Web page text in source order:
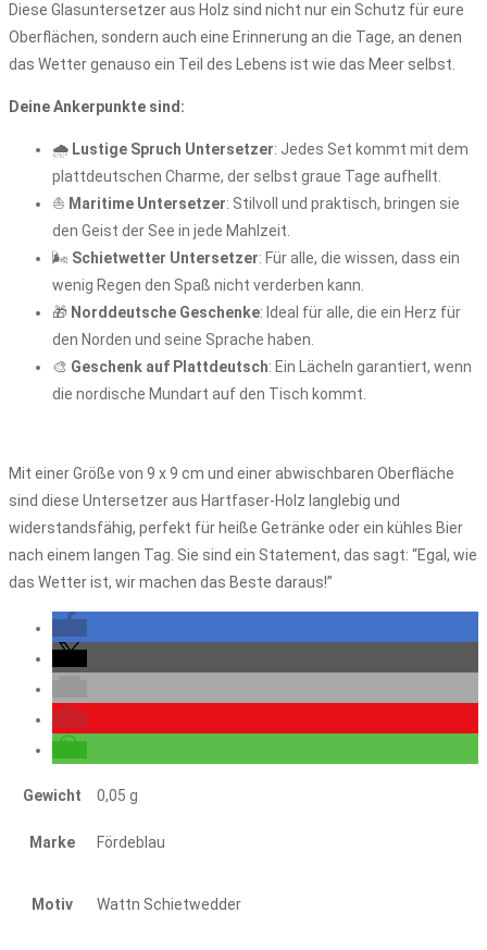
Diese Glasuntersetzer aus Holz sind nicht nur ein Schutz für eure
Oberflächen, sondern auch eine Erinnerung an die Tage, an denen
das Wetter genauso ein Teil des Lebens ist wie das Meer selbst.
Deine Ankerpunkte sind:
🌧️ Lustige Spruch Untersetzer: Jedes Set kommt mit dem
plattdeutschen Charme, der selbst graue Tage aufhellt.
⛵ Maritime Untersetzer: Stilvoll und praktisch, bringen sie
den Geist der See in jede Mahlzeit.
🌬️ Schietwetter Untersetzer: Für alle, die wissen, dass ein
wenig Regen den Spaß nicht verderben kann.
🎁 Norddeutsche Geschenke: Ideal für alle, die ein Herz für
den Norden und seine Sprache haben.
🎨 Geschenk auf Plattdeutsch: Ein Lächeln garantiert, wenn
die nordische Mundart auf den Tisch kommt.
Mit einer Größe von 9 x 9 cm und einer abwischbaren Oberfläche
sind diese Untersetzer aus Hartfaser-Holz langlebig und
widerstandsfähig, perfekt für heiße Getränke oder ein kühles Bier
nach einem langen Tag. Sie sind ein Statement, das sagt: “Egal, wie
das Wetter ist, wir machen das Beste daraus!”
Gewicht 0,05 g
Marke Fördeblau
Motiv Wattn Schietwedder